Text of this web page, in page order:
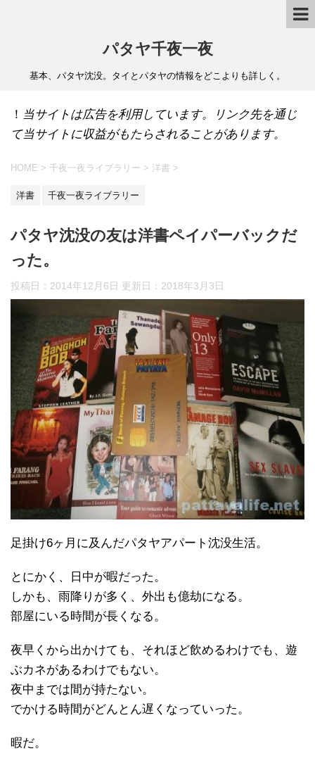
パタヤ千夜一夜
基本、パタヤ沈没。タイとパタヤの情報をどこよりも詳しく。
！ 当サイトは広告を利用しています。リンク先を通じ
て当サイトに収益がもたらされることがあります。
HOME > 千夜一夜ライブラリー > 洋書 >
洋書 千夜一夜ライブラリー
パタヤ沈没の友は洋書ペイパーバックだ
った。
投稿日：2014年12月6日 更新日： 2018年3月3日
足掛け6ヶ月に及んだパタヤアパート沈没生活。
とにかく、日中が暇だった。
しかも、雨降りが多く、外出も億劫になる。
部屋にいる時間が長くなる。
夜早くから出かけても、それほど飲めるわけでも、遊
ぶカネがあるわけでもない。
夜中までは間が持たない。
でかける時間がどんとん遅くなっていった。
暇だ。